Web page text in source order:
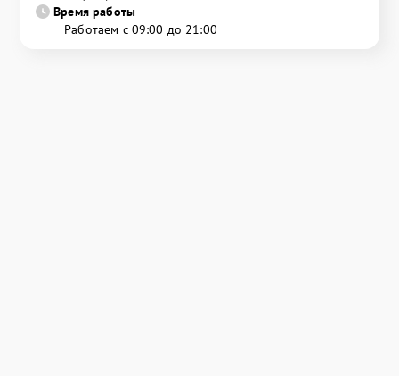
Время работы
Работаем с 09:00 до 21:00